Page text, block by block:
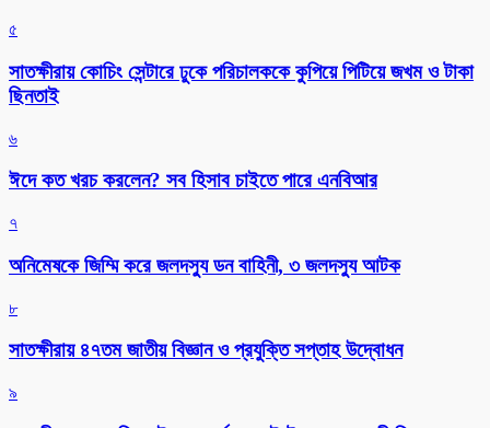
৫
সাতক্ষীরায় কোচিং সেন্টারে ঢুকে পরিচালককে কুপিয়ে পিটিয়ে জখম ও টাকা
ছিনতাই
৬
ঈদে কত খরচ করলেন? সব হিসাব চাইতে পারে এনবিআর
৭
অনিমেষকে জিম্মি করে জলদস্যু ডন বাহিনী, ৩ জলদস্যু আটক
৮
সাতক্ষীরায় ৪৭তম জাতীয় বিজ্ঞান ও প্রযুক্তি সপ্তাহ উদ্বোধন
৯